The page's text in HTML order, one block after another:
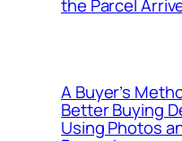
the Parcel
A Buyer’s
Better Buying
Using Photos